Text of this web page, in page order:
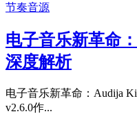
节奏音源
电子音乐新革命
深度解析
电子音乐新革命：Audija
v2.6.0作...